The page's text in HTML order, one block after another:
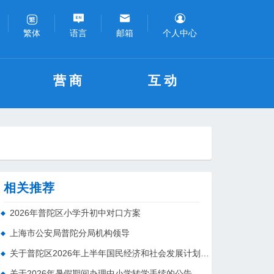
繁体 语言 邮箱 个人中心
营商 互动
相关推荐
2026年普陀区小学升初中对口方案
上海市公安局普陀分局机构领导